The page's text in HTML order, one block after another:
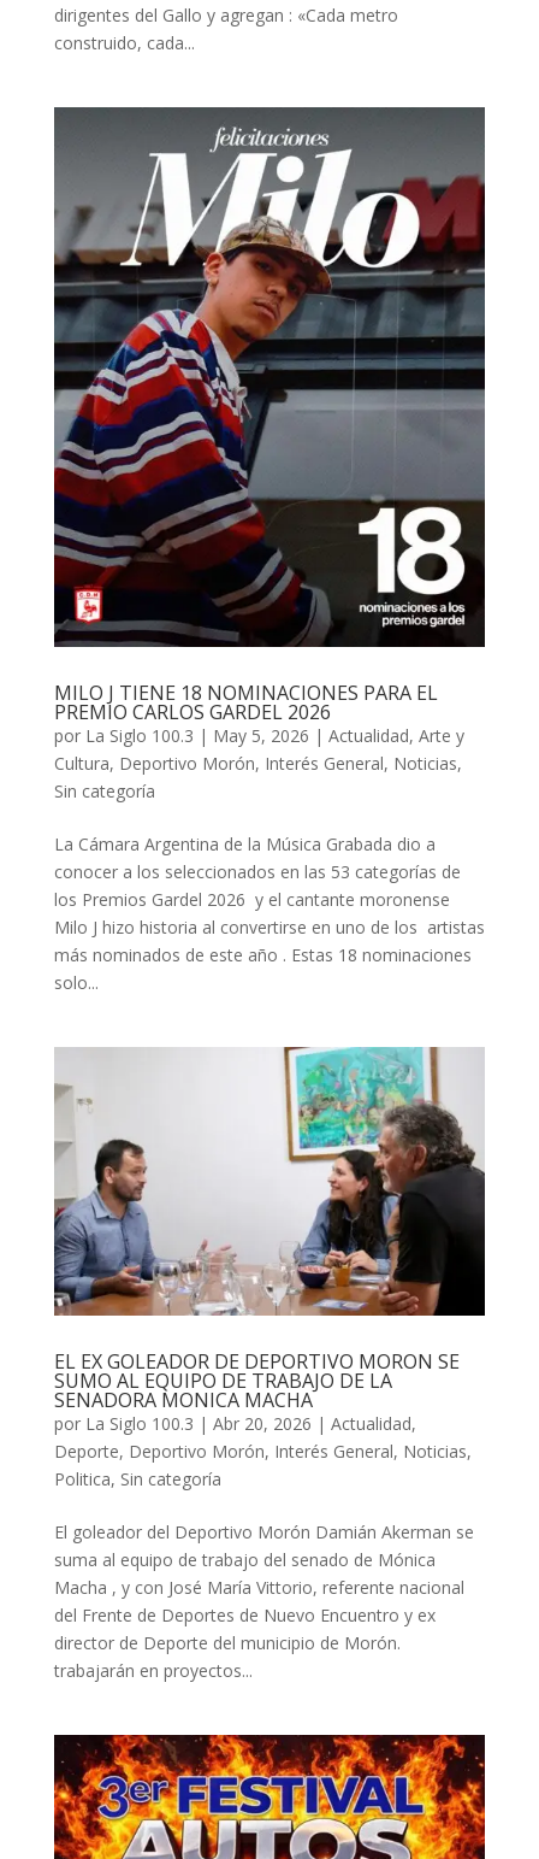
dirigentes del Gallo y agregan : «Cada metro
construido, cada...
MILO J TIENE 18 NOMINACIONES PARA EL
PREMIO CARLOS GARDEL 2026
por La Siglo 100.3 | May 5, 2026 | Actualidad, Arte y
Cultura, Deportivo Morón, Interés General, Noticias,
Sin categoría
La Cámara Argentina de la Música Grabada dio a
conocer a los seleccionados en las 53 categorías de
los Premios Gardel 2026 y el cantante moronense
Milo J hizo historia al convertirse en uno de los artistas
más nominados de este año . Estas 18 nominaciones
solo...
EL EX GOLEADOR DE DEPORTIVO MORON SE
SUMO AL EQUIPO DE TRABAJO DE LA
SENADORA MONICA MACHA
por La Siglo 100.3 | Abr 20, 2026 | Actualidad,
Deporte, Deportivo Morón, Interés General, Noticias,
Politica, Sin categoría
El goleador del Deportivo Morón Damián Akerman se
suma al equipo de trabajo del senado de Mónica
Macha , y con José María Vittorio, referente nacional
del Frente de Deportes de Nuevo Encuentro y ex
director de Deporte del municipio de Morón.
trabajarán en proyectos...